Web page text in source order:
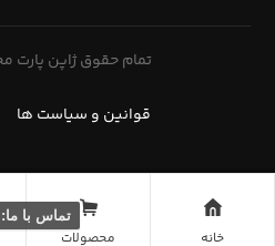
تمام حقوق ژاپن پارت
قوانین و سیاست ها
خانه محصولات
تماس با ما: ۲۳ ۹۳ ۲۲ ۳۳ - ۰۲۱